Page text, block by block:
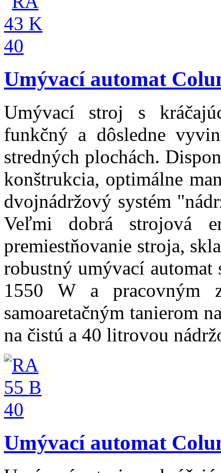
Umývací automat
Umývací stroj s
funkčný a dôsledne
stredných plochách.
konštrukcia, optimálne
dvojnádržový systém
Veľmi dobrá strojová
premiestňovanie stroja,
robustný umývací
1550 W a pracovným
samoaretačným tanierom
na čistú a 40 litrovou
Umývací automat